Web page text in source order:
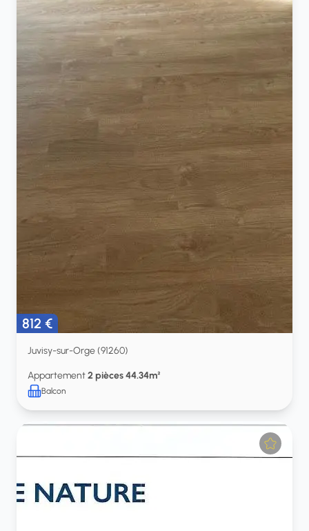
812 €
Juvisy-sur-Orge (91260)
Appartement2 pièces 44.34m²
Balcon